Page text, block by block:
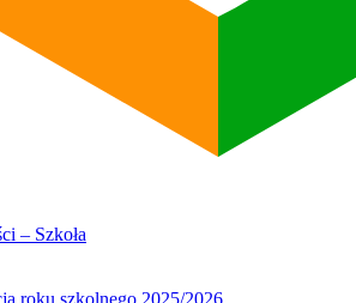
– Szkoła
roku szkolnego 2025/2026